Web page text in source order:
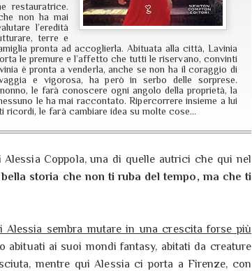
restauratrice.
non ha mai
l’eredità
terre e
pronta ad accoglierla. Abituata alla città, Lavinia
le premure e l’affetto che tutti le riservano, convinti
è pronta a venderla, anche se non ha il coraggio di
e vigorosa, ha però in serbo delle sorprese.
le farà conoscere ogni angolo della proprietà, la
le ha mai raccontato. Ripercorrere insieme a lui
ricordi, le farà cambiare idea su molte cose…
Coppola, una di quelle autrici che qui nel
storia che non ti ruba del tempo, ma che ti
sembra mutare in una crescita forse più
abituati ai suoi mondi fantasy, abitati da creature
mentre qui Alessia ci porta a Firenze, con